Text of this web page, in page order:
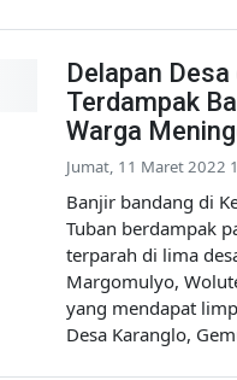
Delapan
Terdampak
Warga
Jumat, 11 Maret 2022
Banjir bandang di
Tuban berdampak
terparah di lima
Margomulyo,
yang mendapat
Desa Karanglo,